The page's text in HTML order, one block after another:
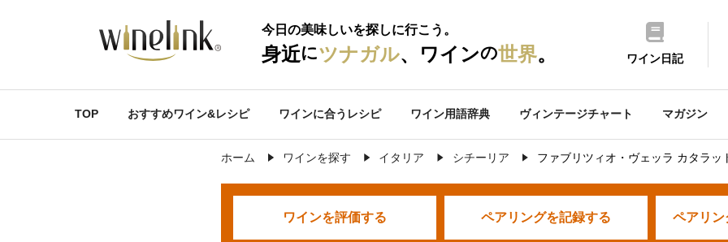
今日の美味しいを探しに行こう。
身近にツナガル、ワインの世界。 ワイン日記
TOP おすすめワイン&レシピ ワインに合うレシピ ワイン用語辞典 ヴィンテージチャート マガジン
ホーム ワインを探す イタリア シチーリア ファブリツィオ・ヴェッラ カタラッ
ワインを評価する ペアリングを記録する ペアリン